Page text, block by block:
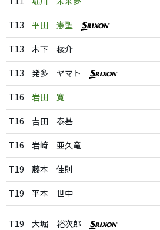
T13 平田 憲聖
T13 木下 稜介
T13 発多 ヤマト
T16 岩田 寛
T16 吉田 泰基
T16 岩﨑 亜久竜
T19 藤本 佳則
T19 平本 世中
T19 大堀 裕次郎